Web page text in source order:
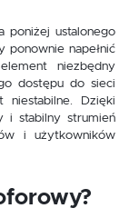
poniżej ustalonego
ponownie napełnić
niezbędny
dostępu do sieci
Dzięki
i stabilny strumień
i użytkowników
w charakterze
ofert,